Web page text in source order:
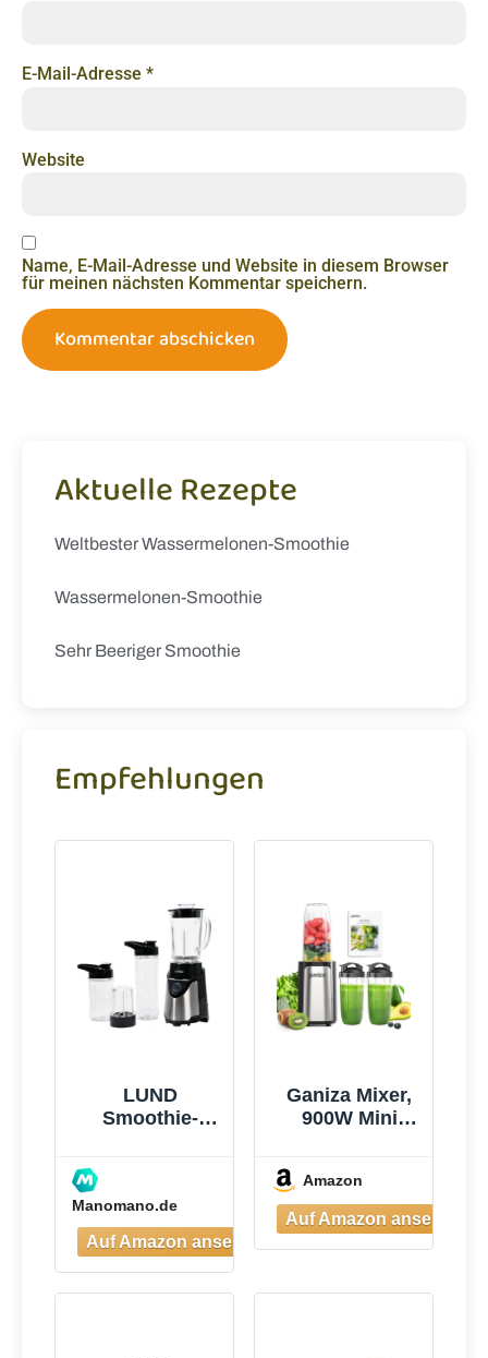
E-Mail-Adresse *
Website
Name, E-Mail-Adresse und Website in diesem Browser
für meinen nächsten Kommentar speichern.
Aktuelle Rezepte
Weltbester Wassermelonen-Smoothie
Wassermelonen-Smoothie
Sehr Beeriger Smoothie
Empfehlungen
LUND
Smoothie-
Manomano.de
Ganiza Mixer,
900W Mini
Standmixer mit
3 Tragbare
Mixbechern(2×
500ml &
Amazon